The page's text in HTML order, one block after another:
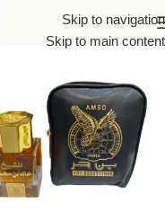
Skip to navigation
Skip to main content